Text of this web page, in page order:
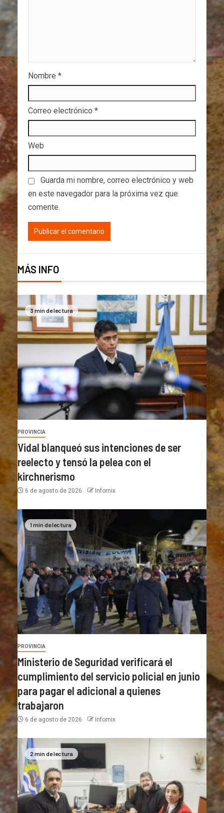
Nombre *
Correo electrónico *
Web
Guarda mi nombre, correo electrónico y web
en este navegador para la próxima vez que
comente.
MÁS INFO
3 min de lectura
PROVINCIA
Vidal blanqueó sus intenciones de ser
reelecto y tensó la pelea con el
kirchnerismo
6 de agosto de 2026 Infomix
1 min de lectura
PROVINCIA
Ministerio de Seguridad verificará el
cumplimiento del servicio policial en junio
para pagar el adicional a quienes
trabajaron
6 de agosto de 2026 Infomix
2 min de lectura